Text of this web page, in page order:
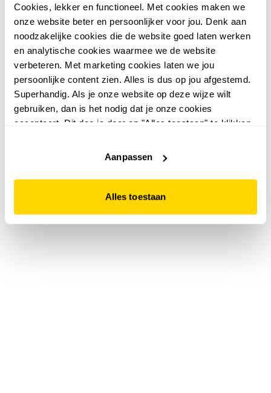
Cookies, lekker en functioneel. Met cookies maken we
onze website beter en persoonlijker voor jou. Denk aan
noodzakelijke cookies die de website goed laten werken
en analytische cookies waarmee we de website
verbeteren. Met marketing cookies laten we jou
persoonlijke content zien. Alles is dus op jou afgestemd.
Superhandig. Als je onze website op deze wijze wilt
gebruiken, dan is het nodig dat je onze cookies
accepteert. Dit doe je door op "Alles toestaan" te klikken.
website niet optimaal functioneert.
Aanpassen
Alles toestaan